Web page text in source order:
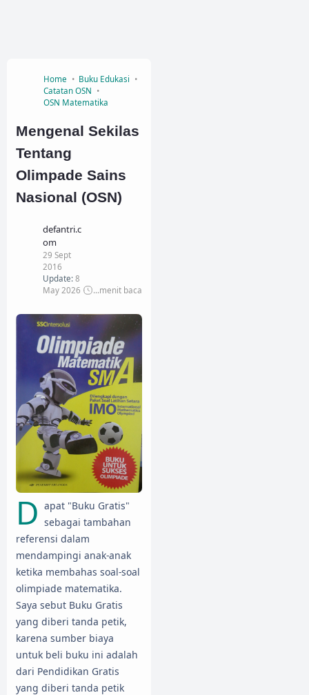
Home
Buku Edukasi
Catatan OSN
OSN Matematika
Mengenal Sekilas
Tentang
Olimpade Sains
Nasional (OSN)
defantri.c
om
29 Sept
2016
Update:8
May 2026
...menit baca
D apat "Buku Gratis"
sebagai tambahan
referensi dalam
mendampingi anak-anak
ketika membahas soal-soal
olimpiade matematika.
Saya sebut Buku Gratis
yang diberi tanda petik,
karena sumber biaya
untuk beli buku ini adalah
dari Pendidikan Gratis
yang diberi tanda petik